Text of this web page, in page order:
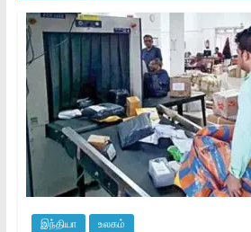
இந்தியா உலகம்